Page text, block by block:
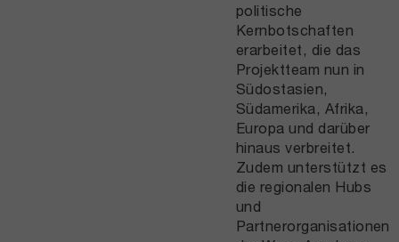
politische
Kernbotschaften
erarbeitet, die das
Projektteam nun in
Südostasien,
Südamerika, Afrika,
Europa und darüber
hinaus verbreitet.
Zudem unterstützt es
die regionalen Hubs
und
Partnerorganisationen